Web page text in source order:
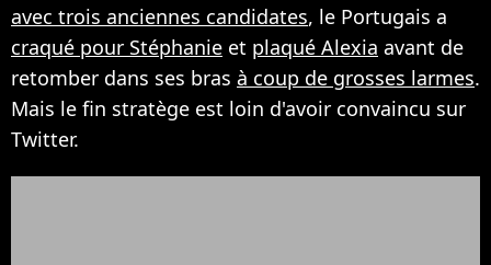
avec trois anciennes candidates, le Portugais a
craqué pour Stéphanie et plaqué Alexia avant de
retomber dans ses bras à coup de grosses larmes.
Mais le fin stratège est loin d'avoir convaincu sur
Twitter.